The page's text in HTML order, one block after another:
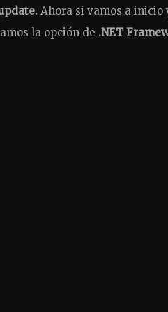
Ahora si vamos a inicio
la opción de .NET